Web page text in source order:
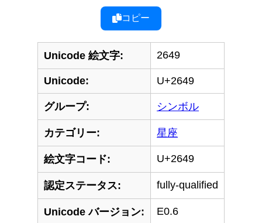
コピー
Unicode 絵文字: 2649
Unicode: U+2649
グループ: シンボル
カテゴリー: 星座
絵文字コード: U+2649
認定ステータス: fully-qualified
Unicode バージョン: E0.6